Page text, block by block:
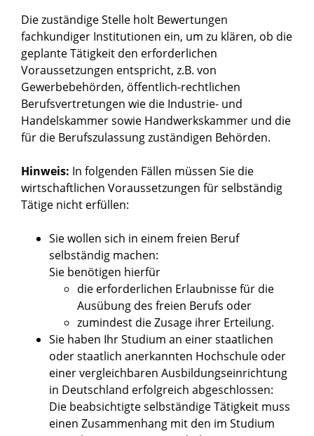
Diezuständige Stelle holt Bewertungen
fachkundiger Institutionen ein, um zu klären, ob die
geplante Tätigkeit den erforderlichen
Voraussetzungen entspricht, z.B. von
Gewerbebehörden, öffentlich-rechtlichen
Berufsvertretungen wie die Industrie- und
Handelskammer sowie Handwerkskammer und die
für die Berufszulassung zuständigen Behörden.
Hinweis: In folgenden Fällen müssen Sie die
wirtschaftlichen Voraussetzungen für selbständig
Tätige nicht erfüllen:
Sie wollen sich in einem freien Beruf
selbständig machen:
Sie benötigen hierfür
die erforderlichen Erlaubnisse für die
Ausübung des freien Berufs oder
zumindest die Zusage ihrer Erteilung.
Sie haben Ihr Studium an einer staatlichen
oder staatlich anerkannten Hochschule oder
einer vergleichbaren Ausbildungseinrichtung
in Deutschland erfolgreich abgeschlossen:
Die beabsichtigte selbständige Tätigkeit muss
einen Zusammenhang mit den im Studium